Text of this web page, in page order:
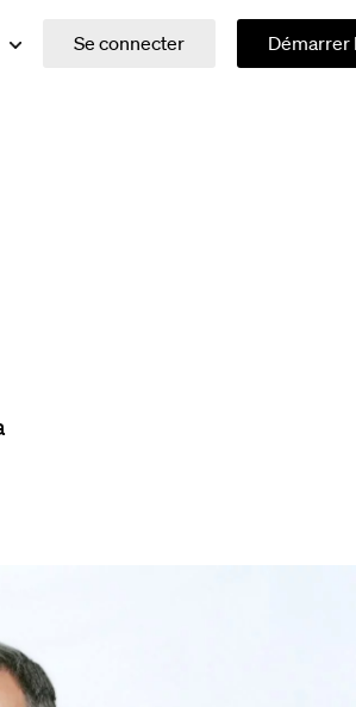
Se connecter Démarrer